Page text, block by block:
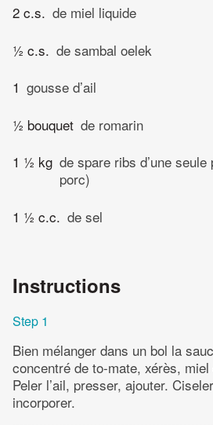
2 c.s. de miel liquide
½ c.s. de sambal oelek
1 gousse d’ail
½ bouquet de romarin
1 ½ kg de spare ribs d’une
porc)
1 ½ c.c. de sel
Instructions
Step 1
Bien mélanger dans un bol la
concentré de to­-mate, xérès,
Peler l’ail, presser, ajouter.
incorporer.